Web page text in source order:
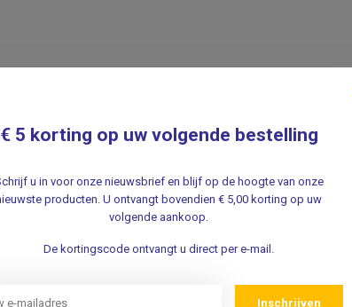
€ 5 korting op uw volgende bestelling
u in voor onze nieuwsbrief en blijf op de hoogte van onze
producten. U ontvangt bovendien € 5,00 korting op uw
volgende aankoop.
De kortingscode ontvangt u direct per e-mail.
Inschrijven